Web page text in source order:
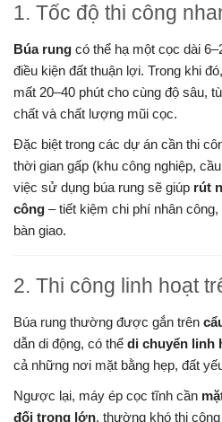
1. Tốc độ thi công
Búa rung có thể hạ một cọc dài
điều kiện đất thuận lợi. Trong khi đó,
mất 20–40 phút cho cùng độ sâu,
chất và chất lượng mũi cọc.
Đặc biệt trong các dự án cần thi
thời gian gấp (khu công nghiệp,
việc sử dụng búa rung sẽ giúp rút
công – tiết kiệm chi phí nhân
bàn giao.
2. Thi công linh hoạt
Búa rung thường được gắn trên
dẫn di động, có thể di chuyển linh
cả những nơi mặt bằng hẹp, đất
Ngược lại, máy ép cọc tĩnh cần
đối trọng lớn, thường khó thi